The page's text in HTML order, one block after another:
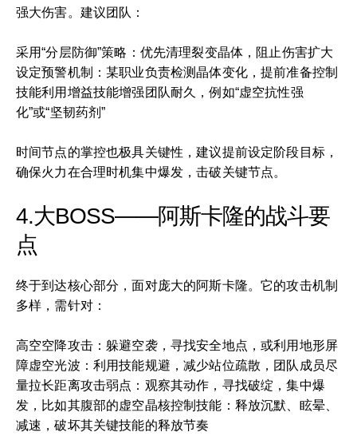
强大伤害。建议团队：
采用“分层防御”策略：优先清理裂变晶体，阻止伤害扩大
设定预警机制：某职业负责检测晶体变化，提前准备控制
技能利用增益技能增强团队耐久，例如“虚空抗性强
化”或“坚韧药剂”
时间节点的掌控也极具关键性，建议提前设定阶段目标，
确保火力在合理时机集中爆发，击破关键节点。
4.大BOSS——阿斯卡隆的战斗要
点
终于到达核心部分，面对庞大的阿斯卡隆。它的攻击机制
多样，需针对：
高空空降攻击：躲避空袭，寻找安全地点，或利用地形屏
障虚空光波：利用技能规避，减少站位疏散，团队成员尽
量拉长距离攻击弱点：观察其动作，寻找破绽，集中爆
发，比如其腹部的虚空晶核控制技能：释放沉默、眩晕、
减速，破坏其关键技能的释放节奏